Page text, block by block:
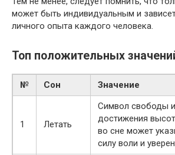
может быть индивидуальным и
личного опыта каждого человека.
Топ положительных
№ Сон Значение
1 Летать
Символ свободы
достижения
во сне может
силу воли и